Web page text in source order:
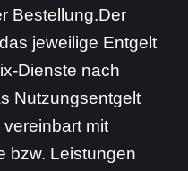
Bestellung.Der
jeweilige Entgelt
Dienste nach
Nutzungsentgelt
mit
bzw. Leistungen